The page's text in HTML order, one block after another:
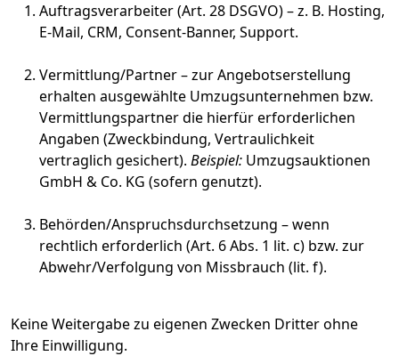
Auftragsverarbeiter (Art. 28 DSGVO) – z. B. Hosting,
E-Mail, CRM, Consent-Banner, Support.
Vermittlung/Partner – zur Angebotserstellung
erhalten ausgewählte Umzugsunternehmen bzw.
Vermittlungspartner die hierfür erforderlichen
Angaben (Zweckbindung, Vertraulichkeit
vertraglich gesichert). Beispiel: Umzugsauktionen
GmbH & Co. KG (sofern genutzt).
Behörden/Anspruchsdurchsetzung – wenn
rechtlich erforderlich (Art. 6 Abs. 1 lit. c) bzw. zur
Abwehr/Verfolgung von Missbrauch (lit. f).
Keine Weitergabe zu eigenen Zwecken Dritter ohne
Ihre Einwilligung.